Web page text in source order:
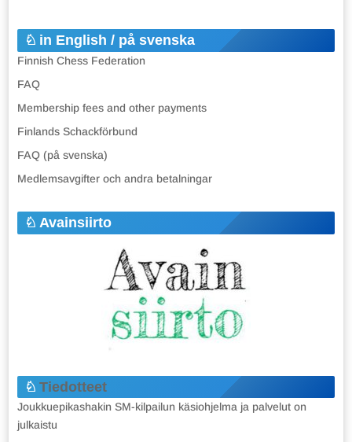
in English / på svenska
Finnish Chess Federation
FAQ
Membership fees and other payments
Finlands Schackförbund
FAQ (på svenska)
Medlemsavgifter och andra betalningar
Avainsiirto
Tiedotteet
Joukkuepikashakin SM-kilpailun käsiohjelma ja palvelut on
julkaistu